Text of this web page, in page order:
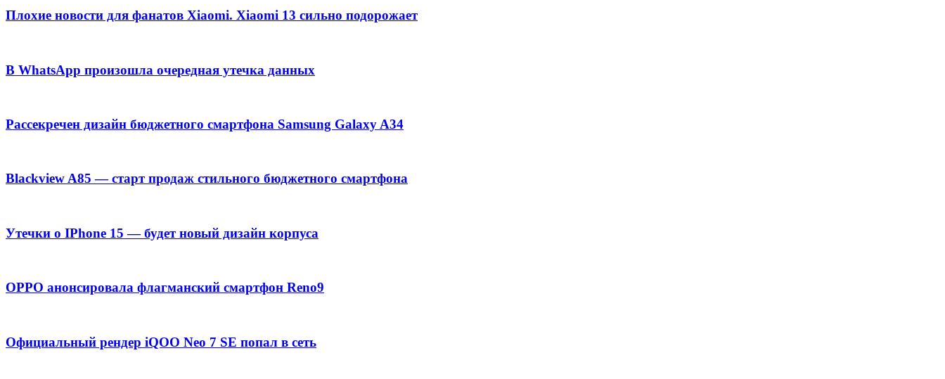
Плохие новости для фанатов Xiaomi. Xiaomi 13 сильно подорожает
В WhatsApp произошла очередная утечка данных
Рассекречен дизайн бюджетного смартфона Samsung Galaxy A34
Blackview A85 — старт продаж стильного бюджетного смартфона
Утечки о IPhone 15 — будет новый дизайн корпуса
OPPO анонсировала флагманский смартфон Reno9
Официальный рендер iQOO Neo 7 SE попал в сеть